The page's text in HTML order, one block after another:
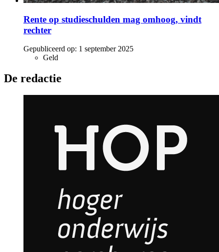
Rente op studieschulden mag omhoog, vindt
rechter
Gepubliceerd op: 1 september 2025
Geld
De redactie